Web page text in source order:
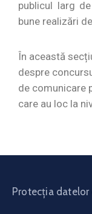
publicul larg
bune realizări
În această
despre
de comunicare
care au loc la
Protecția datelor